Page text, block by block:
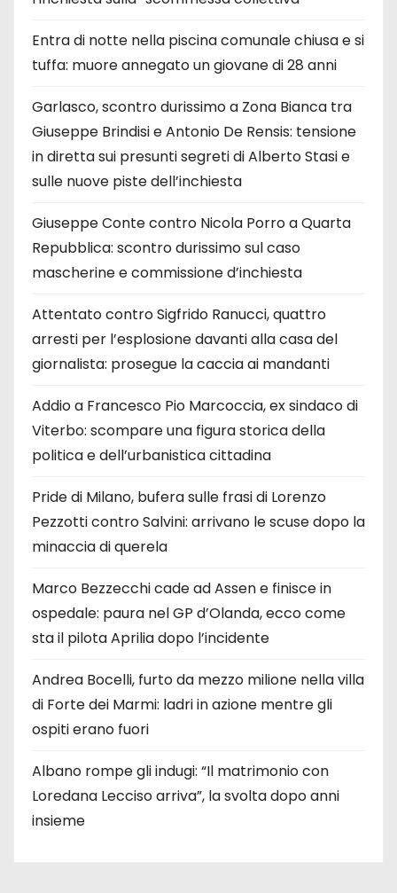
Entra di notte nella piscina comunale chiusa e si
tuffa: muore annegato un giovane di 28 anni
Garlasco, scontro durissimo a Zona Bianca tra
Giuseppe Brindisi e Antonio De Rensis: tensione
in diretta sui presunti segreti di Alberto Stasi e
sulle nuove piste dell’inchiesta
Giuseppe Conte contro Nicola Porro a Quarta
Repubblica: scontro durissimo sul caso
mascherine e commissione d’inchiesta
Attentato contro Sigfrido Ranucci, quattro
arresti per l’esplosione davanti alla casa del
giornalista: prosegue la caccia ai mandanti
Addio a Francesco Pio Marcoccia, ex sindaco di
Viterbo: scompare una figura storica della
politica e dell’urbanistica cittadina
Pride di Milano, bufera sulle frasi di Lorenzo
Pezzotti contro Salvini: arrivano le scuse dopo la
minaccia di querela
Marco Bezzecchi cade ad Assen e finisce in
ospedale: paura nel GP d’Olanda, ecco come
sta il pilota Aprilia dopo l’incidente
Andrea Bocelli, furto da mezzo milione nella villa
di Forte dei Marmi: ladri in azione mentre gli
ospiti erano fuori
Albano rompe gli indugi: “Il matrimonio con
Loredana Lecciso arriva”, la svolta dopo anni
insieme